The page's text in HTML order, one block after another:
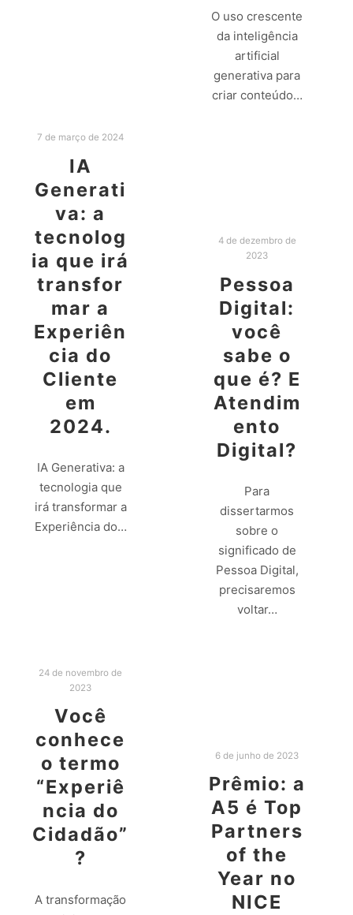
O uso crescente
da inteligência
artificial
generativa para
criar conteúdo…
7 de março de 2024
IA
Generati
va: a
tecnolog
ia que irá
transfor
mar a
Experiên
cia do
Cliente
em
2024.
IA Generativa: a
tecnologia que
irá transformar a
Experiência do…
4 de dezembro de
2023
Pessoa
Digital:
você
sabe o
que é? E
Atendim
ento
Digital?
Para
dissertarmos
sobre o
significado de
Pessoa Digital,
precisaremos
voltar…
24 de novembro de
2023
Você
conhece
o termo
“Experiê
ncia do
Cidadão”
?
A transformação
6 de junho de 2023
Prêmio: a
A5 é Top
Partners
of the
Year no
NICE